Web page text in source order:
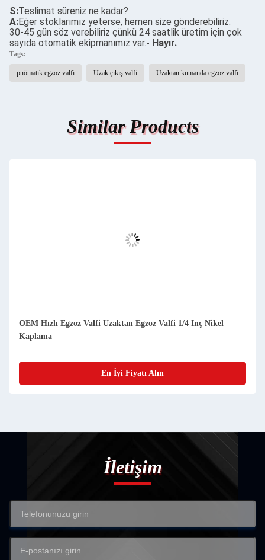
S:Teslimat süreniz ne kadar?
A:Eğer stoklarımız yeterse, hemen size gönderebiliriz.
30-45 gün söz verebiliriz çünkü 24 saatlik üretim için çok
sayıda otomatik ekipmanımız var.- Hayır.
Tags:
pnömatik egzoz valfi Uzak çıkış valfi Uzaktan kumanda egzoz valfi
Similar Products
OEM Hızlı Egzoz Valfi Uzaktan Egzoz Valfi 1/4 Inç Nikel
Kaplama
En İyi Fiyatı Alın
İletişim